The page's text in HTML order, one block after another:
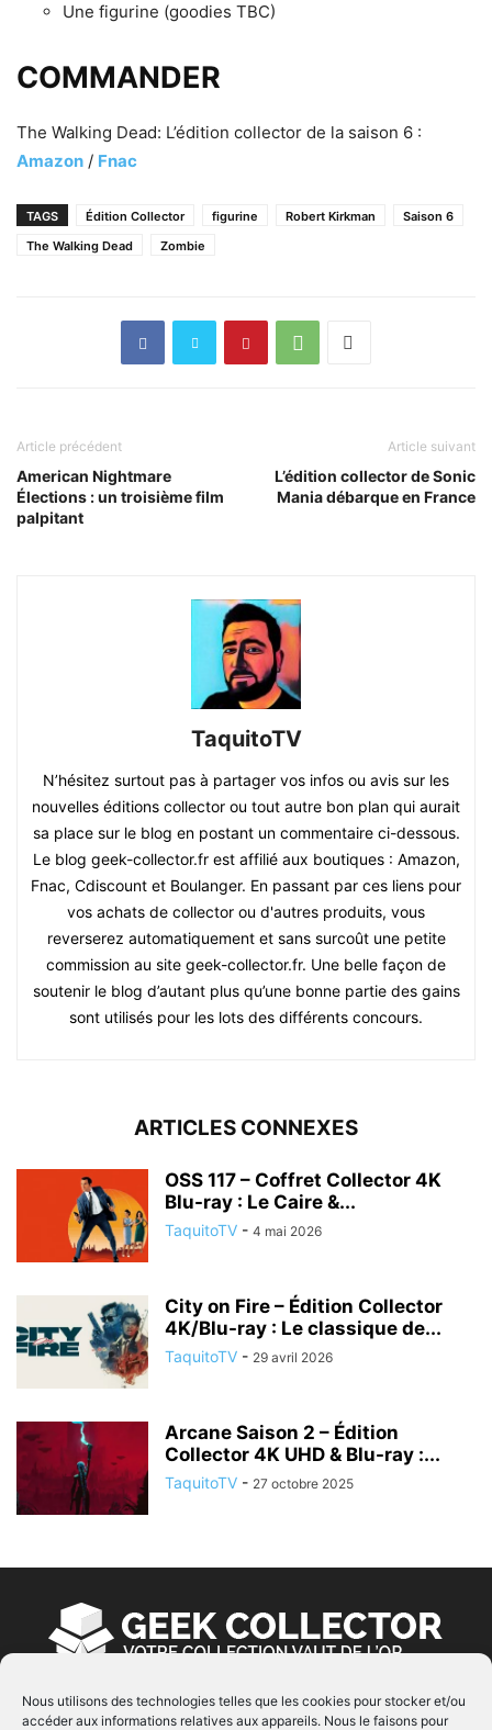
Nous utilisons des technologies telles que les cookies pour stocker et/ou
accéder aux informations relatives aux appareils. Nous le faisons pour
Une figurine (goodies TBC)
COMMANDER
The Walking Dead: L’édition collector de la saison 6 :
Amazon / Fnac
TAGS Édition Collector figurine Robert Kirkman
Saison 6
The Walking Dead
Zombie
Article précédent
American Nightmare
Élections : un troisième film
palpitant
Article suivant
L’édition collector de Sonic
Mania débarque en France
TaquitoTV
N’hésitez surtout pas à partager vos infos ou avis sur les
nouvelles éditions collector ou tout autre bon plan qui aurait
sa place sur le blog en postant un commentaire ci-dessous.
Le blog geek-collector.fr est affilié aux boutiques : Amazon,
Fnac, Cdiscount et Boulanger. En passant par ces liens pour
vos achats de collector ou d'autres produits, vous
reverserez automatiquement et sans surcoût une petite
commission au site geek-collector.fr. Une belle façon de
soutenir le blog d’autant plus qu’une bonne partie des gains
sont utilisés pour les lots des différents concours.
ARTICLES CONNEXES
OSS 117 – Coffret Collector 4K
Blu-ray : Le Caire &...
TaquitoTV - 4 mai 2026
City on Fire – Édition Collector
4K/Blu-ray : Le classique de...
TaquitoTV - 29 avril 2026
Arcane Saison 2 – Édition
Collector 4K UHD & Blu-ray :...
TaquitoTV - 27 octobre 2025